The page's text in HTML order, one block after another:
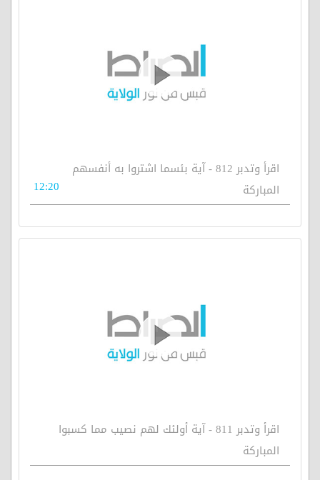
اقرأ وتدبر 812 - آية بئسما اشتروا به أنفسهم
المباركة
12:20
اقرأ وتدبر 811 - آية أولئك لهم نصيب مما كسبوا
المباركة